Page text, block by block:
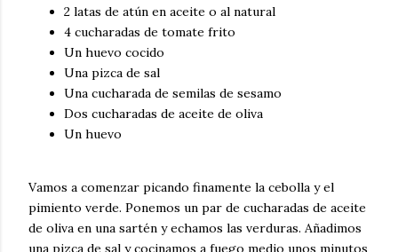
2 latas de atún en aceite o al natural
4 cucharadas de tomate frito
Un huevo cocido
Una pizca de sal
Una cucharada de semilas de sesamo
Dos cucharadas de aceite de oliva
Un huevo
Vamos a comenzar picando finamente la cebolla y el
pimiento verde. Ponemos un par de cucharadas de aceite
de oliva en una sartén y echamos las verduras. Añadimos
una pizca de sal y cocinamos a fuego medio unos minutos